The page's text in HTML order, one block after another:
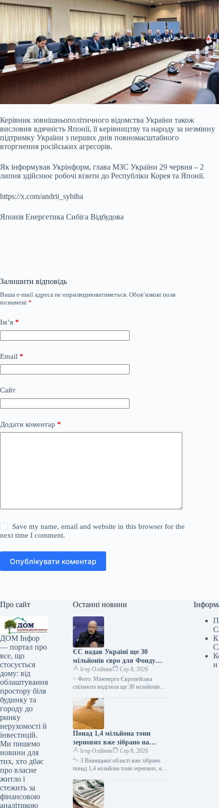
Керівник зовнішньополітичного відомства України також
висловив вдячність Японії, її керівництву та народу за незмінну
підтримку України з перших днів повномасштабного
вторгнення російських агресорів.
Як інформував Укрінформ, глава МЗС України 29 червня – 2
липня здійснює робочі візити до Республіки Корея та Японії.
https://x.com/andrii_sybiha
Японія Енергетика Сибіга Відбудова
Залишити відповідь
Ваша e-mail адреса не оприлюднюватиметься. Обов’язкові поля
позначені *
Ім’я *
Email *
Сайт
Додати коментар *
Save my name, email and website in this browser for the
next time I comment.
Опублікувати коментар
Про сайт
ДОМ Інфор
— портал про
все, що
стосується
дому: від
облаштування
простору біля
будинку та
городу до
ринку
нерухомості й
інвестицій.
Ми пишемо
новини для
тих, хто дбає
про власне
житло і
стежить за
фінансовою
аналітикою
Останні новини
ЄС надав Україні ще 30
мільйонів євро для Фонду
підтримки енергетики
Ігор Олійник
Сер 8, 2026
> Фото: Міненерго Європейська
спільнота виділила ще 30 мільйонів
енергетичному сектору України.
Таким чином, загальна сума,…
Понад 1,4 мільйона тонн
зернових вже зібрано на
Вінниччині, середня
врожайність перевищує
минулорічний показник –
адміністрація.
Ігор Олійник
Сер 8, 2026
“> З Вінницької області вже зібрано
понад 1,4 мільйона тонн зернових, як
адміністрації Наталя Заболотна.
“Жнива…
и